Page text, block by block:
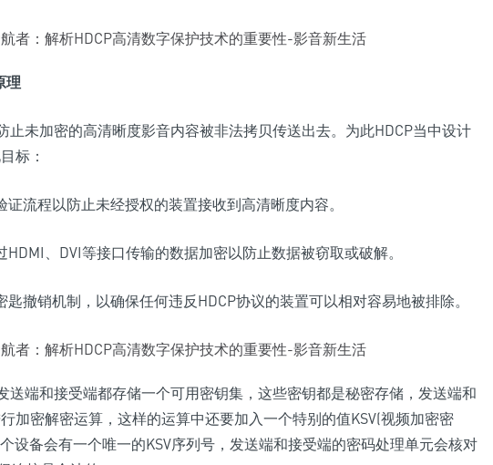
理
止未加密的高清晰度影音内容被非法拷贝传送出去。为此HDCP当中设计
标：
证流程以防止未经授权的装置接收到高清晰度内容。
HDMI、DVI等接口传输的数据加密以防止数据被窃取或破解。
匙撤销机制，以确保任何违反HDCP协议的装置可以相对容易地被排除。
送端和接受端都存储一个可用密钥集，这些密钥都是秘密存储，发送端和
加密解密运算，这样的运算中还要加入一个特别的值KSV(视频加密密
设备会有一个唯一的KSV序列号，发送端和接受端的密码处理单元会核对